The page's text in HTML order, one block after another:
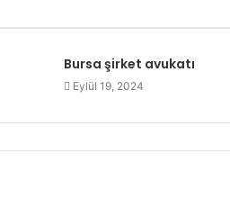
Bursa şirket avukatı
Eylül 19, 2024